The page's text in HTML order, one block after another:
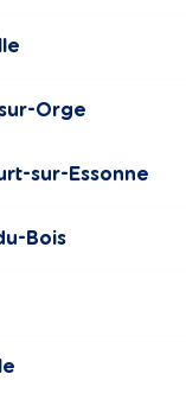
Orge
sur-Essonne
Bois